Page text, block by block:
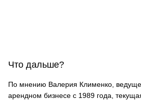
Что дальше?
По мнению Валерия Клименко,
арендном бизнесе с 1989 года,